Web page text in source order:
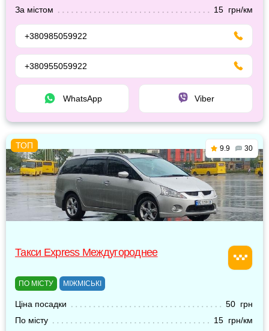
За містом
15 грн/км
+380985059922
+380955059922
WhatsApp Viber
9.9 30
Такси Express Междугороднее
ПО МІСТУ МІЖМІСЬКІ
Ціна посадки
50 грн
По місту
15 грн/км